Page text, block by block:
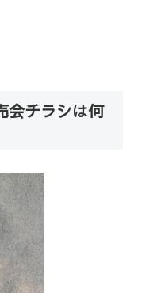
会チラシは何